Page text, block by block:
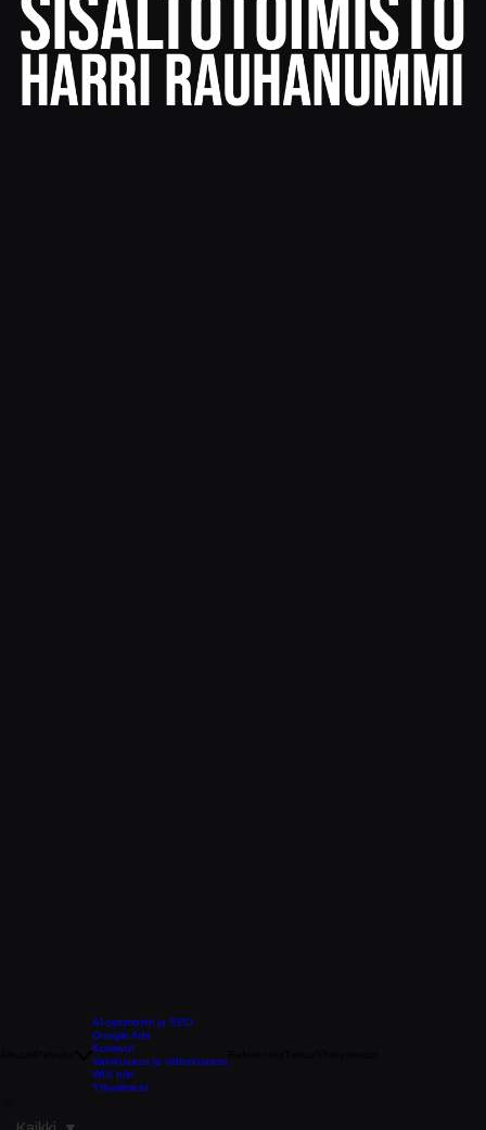
AI-optimointi ja SEO
Google Ads
Kotisivut
Valokuvaus ja videokuvaus
WIX tuki